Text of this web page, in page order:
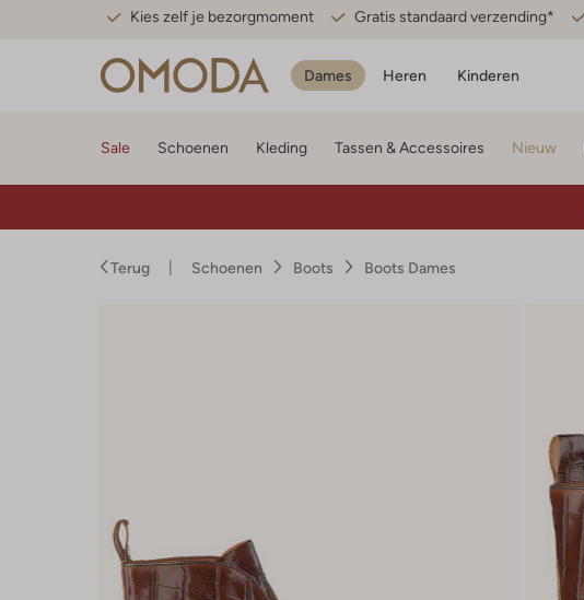
Kies zelf je bezorgmoment Gratis standaard verzending*
Dames Heren Kinderen
Sale Schoenen Kleding Tassen & Accessoires Nieuw
Terug Schoenen Boots Boots Dames